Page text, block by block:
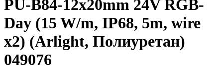
PU-B84-12x20mm 24V RGB-
Day (15 W/m, IP68, 5m, wire
x2) (Arlight, Полиуретан)
049076